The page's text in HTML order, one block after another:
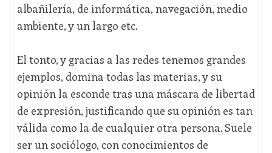
albañilería, de informática, navegación, medio
ambiente, y un largo etc.
El tonto, y gracias a las redes tenemos grandes
ejemplos, domina todas las materias, y su
opinión la esconde tras una máscara de libertad
de expresión, justificando que su opinión es tan
válida como la de cualquier otra persona. Suele
ser un sociólogo, con conocimientos de